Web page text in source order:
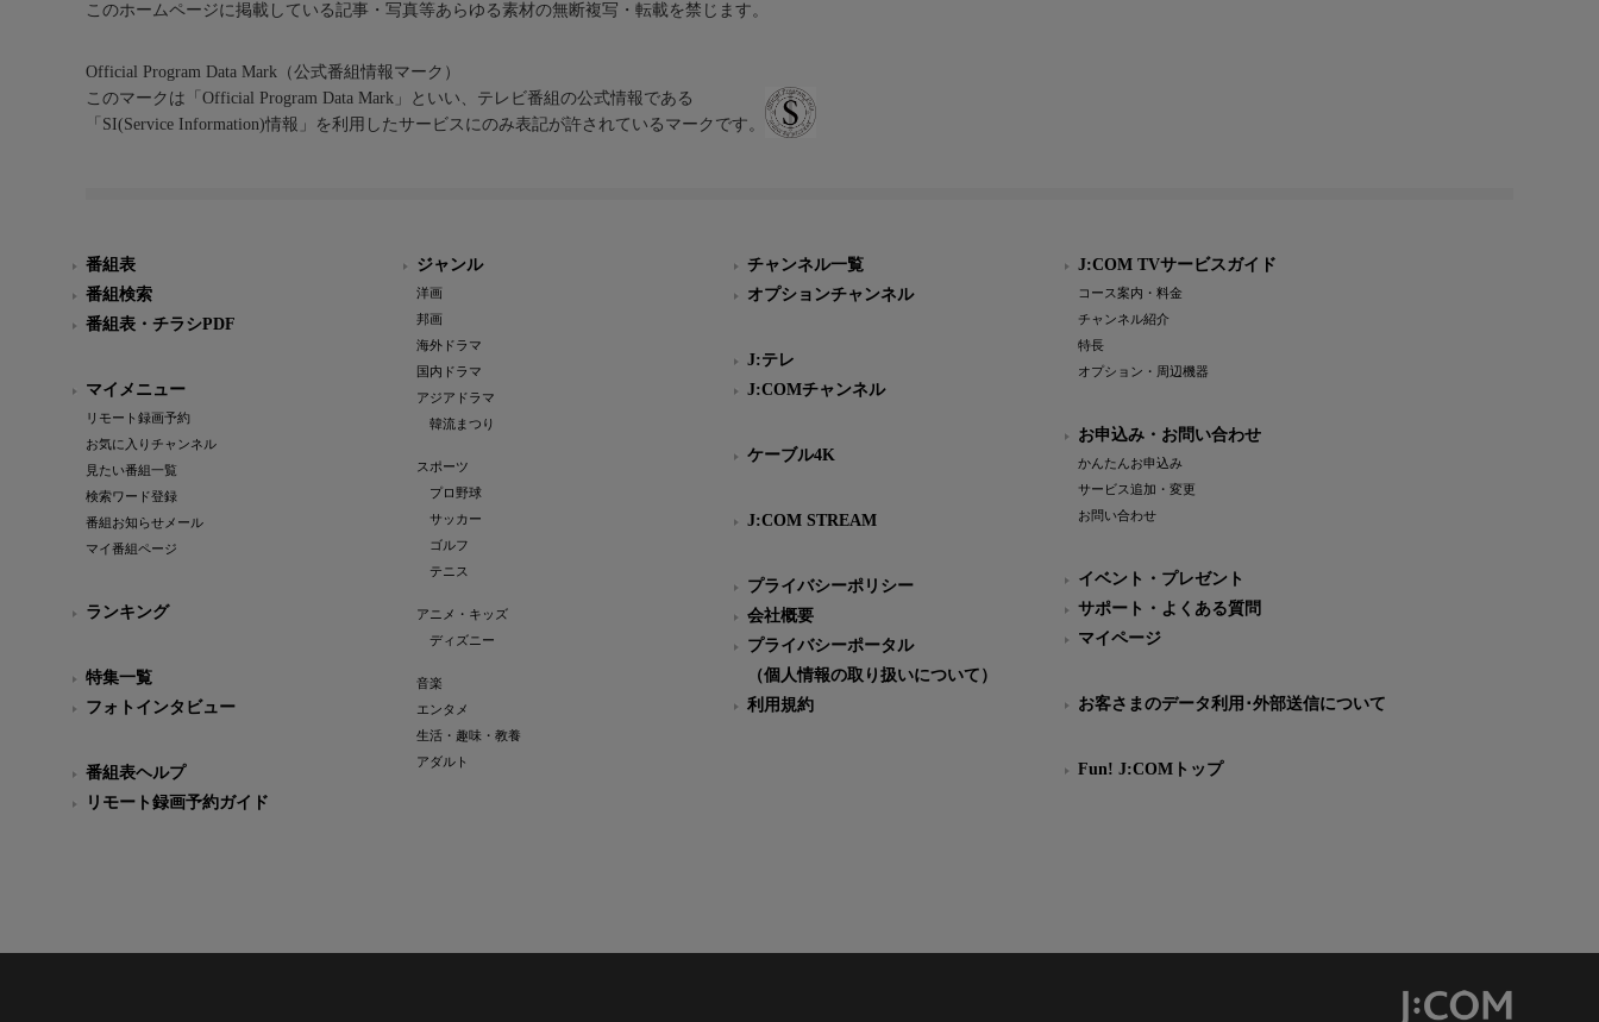
このホームページに掲載している記事・写真等あらゆる素材の無断複写・転載を禁じます。
Official Program Data Mark（公式番組情報マーク）
このマークは「Official Program Data Mark」といい、テレビ番組の公式情報である
「SI(Service Information)情報」を利用したサービスにのみ表記が許されているマークです。
番組表
番組検索
番組表・チラシPDF
マイメニュー
リモート録画予約
お気に入りチャンネル
見たい番組一覧
検索ワード登録
番組お知らせメール
マイ番組ページ
ランキング
特集一覧
フォトインタビュー
番組表ヘルプ
リモート録画予約ガイド
ジャンル
洋画
邦画
海外ドラマ
国内ドラマ
アジアドラマ
韓流まつり
スポーツ
プロ野球
サッカー
ゴルフ
テニス
アニメ・キッズ
ディズニー
音楽
エンタメ
生活・趣味・教養
アダルト
チャンネル一覧
オプションチャンネル
J:テレ
J:COMチャンネル
ケーブル4K
J:COM STREAM
プライバシーポリシー
会社概要
プライバシーポータル
（個人情報の取り扱いについて）
利用規約
J:COM TVサービスガイド
コース案内・料金
チャンネル紹介
特長
オプション・周辺機器
お申込み・お問い合わせ
かんたんお申込み
サービス追加・変更
お問い合わせ
イベント・プレゼント
サポート・よくある質問
マイページ
お客さまのデータ利用･外部送信について
Fun! J:COMトップ